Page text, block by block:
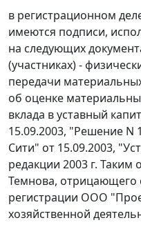
в регистрационном
имеются подписи,
на следующих
(участниках) -
передачи
об оценке
вклада в уставный
15.09.2003, "Решение
Сити" от 15.09.2003,
редакции 2003 г. Таким
Темнова, отрицающего
регистрации ООО
хозяйственной